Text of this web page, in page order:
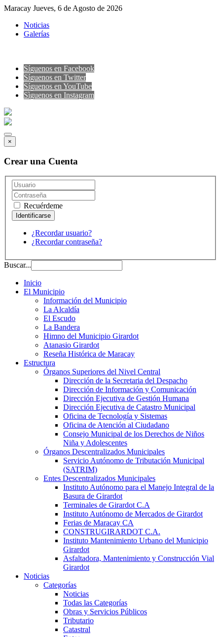
Maracay Jueves, 6 de Agosto de 2026
Noticias
Galerías
Síguenos en Facebook
Síguenos en Twitter
Síguenos en YouTube
Sìguenos en Instagram
×
Crear una Cuenta
Recuérdeme
¿Recordar usuario?
¿Recordar contraseña?
Buscar...
Inicio
El Municipio
Información del Municipio
La Alcaldía
El Escudo
La Bandera
Himno del Municipio Girardot
Atanasio Girardot
Reseña Histórica de Maracay
Estructura
Órganos Superiores del Nivel Central
Dirección de la Secretaria del Despacho
Dirección de Información y Comunicación
Dirección Ejecutiva de Gestión Humana
Dirección Ejecutiva de Catastro Municipal
Oficina de Tecnología y Sistemas
Oficina de Atención al Ciudadano
Consejo Municipal de los Derechos de Niños
Niña y Adolescentes
Órganos Descentralizados Municipales
Servicio Autónomo de Tributación Municipal
(SATRIM)
Entes Descentralizados Municipales
Instituto Autónomo para el Manejo Integral de la
Basura de Girardot
Terminales de Girardot C.A
Instituto Autónomo de Mercados de Girardot
Ferias de Maracay CA
CONSTRUGIRARDOT C.A.
Instituto Mantenimiento Urbano del Municipio
Girardot
Asfaltadora, Mantenimiento y Construcción Vial
Girardot
Noticias
Categorías
Noticias
Todas las Categorías
Obras y Servicios Públicos
Tributario
Catastral